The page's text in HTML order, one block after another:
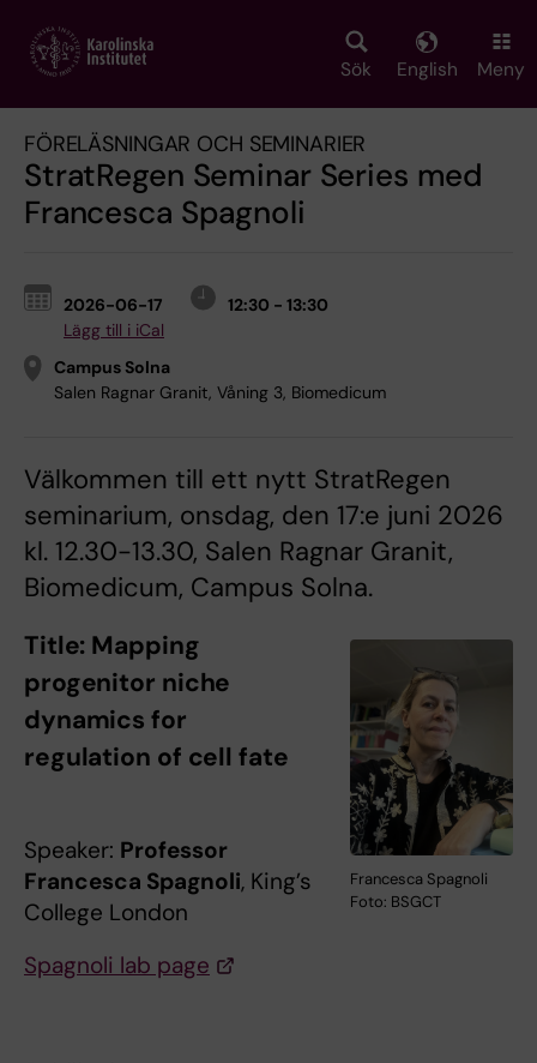
main
Sök English Meny
FÖRELÄSNINGAR OCH SEMINARIER
StratRegen Seminar Series med
Francesca Spagnoli
2026-06-17
12:30 - 13:30
Lägg till i iCal
Campus Solna
Salen Ragnar Granit, Våning 3, Biomedicum
Välkommen till ett nytt StratRegen
seminarium, onsdag, den 17:e juni 2026
kl. 12.30-13.30, Salen Ragnar Granit,
Biomedicum, Campus Solna.
Francesca Spagnoli
Foto: BSGCT
Title: Mapping
progenitor niche
dynamics for
regulation of cell fate
Speaker: Professor
Francesca Spagnoli, King’s
College London
Spagnoli lab page